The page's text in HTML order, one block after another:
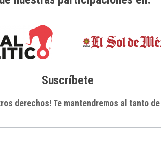
Suscríbete
derechos! Te mantendremos al tanto